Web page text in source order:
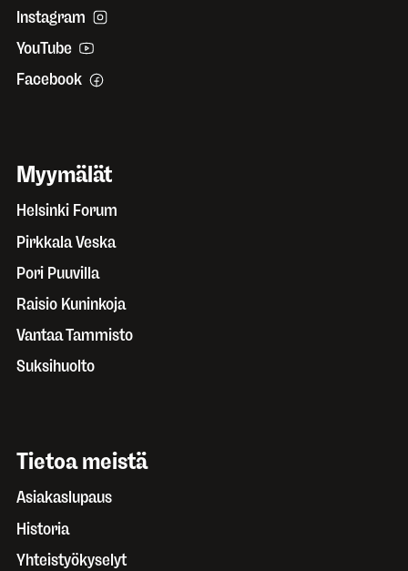
Instagram
YouTube
Facebook
Myymälät
Helsinki Forum
Pirkkala Veska
Pori Puuvilla
Raisio Kuninkoja
Vantaa Tammisto
Suksihuolto
Tietoa meistä
Asiakaslupaus
Historia
Yhteistyökyselyt